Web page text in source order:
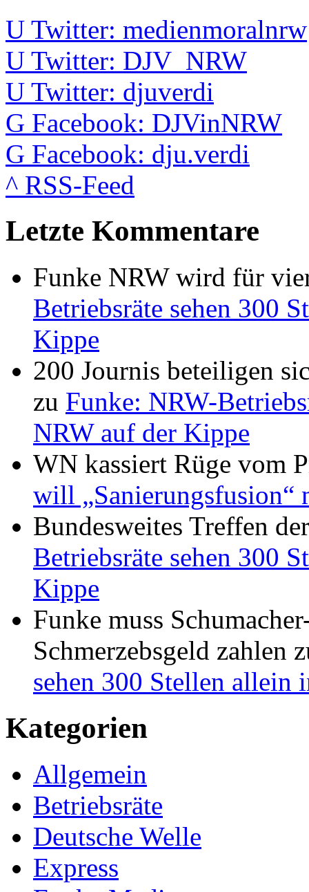
U Twitter: medienmoralnrw
U Twitter: DJV_NRW
U Twitter: djuverdi
G Facebook: DJVinNRW
G Facebook: dju.verdi
^ RSS-Feed
Letzte Kommentare
Funke NRW wird für
Betriebsräte sehen 300
Kippe
200 Journis beteiligen
zu Funke: NRW-
NRW auf der Kippe
WN kassiert Rüge vom
will „Sanierungsfusion“
Bundesweites Treffen
Betriebsräte sehen 300
Kippe
Funke muss
Schmerzebsgeld zahlen
sehen 300 Stellen allein
Kategorien
Allgemein
Betriebsräte
Deutsche Welle
Express